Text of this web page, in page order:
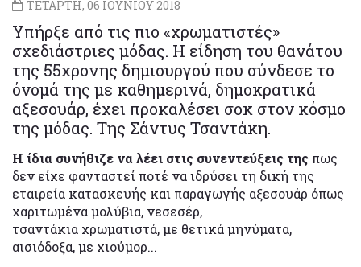
ΤΕΤΑΡΤΗ, 06 ΙΟΥΝΙΟΥ 2018
Υπήρξε από τις πιο «χρωματιστές»
σχεδιάστριες μόδας. Η είδηση του θανάτου
της 55χρονης δημιουργού που σύνδεσε το
όνομά της με καθημερινά, δημοκρατικά
αξεσουάρ, έχει προκαλέσει σοκ στον κόσμο
της μόδας. Της Σάντυς Τσαντάκη.
Η ίδια συνήθιζε να λέει στις συνεντεύξεις της πως
δεν είχε φανταστεί ποτέ να ιδρύσει τη δική της
εταιρεία κατασκευής και παραγωγής αξεσουάρ όπως
χαριτωμένα μολύβια, νεσεσέρ,
τσαντάκια χρωματιστά, με θετικά μηνύματα,
αισιόδοξα, με χιούμορ...